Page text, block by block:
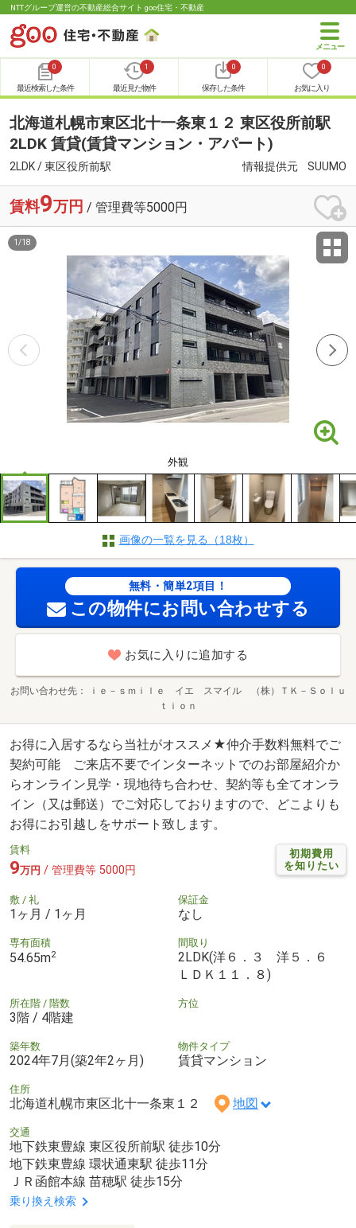
NTTグループ運営の不動産総合サイト goo住宅・不動産
0
最近検索した条件
1
最近見た物件
0
保存した条件
0
お気に入り
北海道札幌市東区北十一条東１２ 東区役所前駅
2LDK 賃貸(賃貸マンション・アパート)
2LDK / 東区役所前駅 情報提供元 SUUMO
賃料9万円 / 管理費等5000円
外観
1 /18
画像の一覧を見る（18枚）
無料・簡単2項目！
この物件にお問い合わせする
お気に入りに追加する
お問い合わせ先
ｉｅ－ｓｍｉｌｅ イエ スマイル （株）ＴＫ－Ｓｏｌｕ
ｔｉｏｎ
お得に入居するなら当社がオススメ★仲介手数料無料でご
契約可能 ご来店不要でインターネットでのお部屋紹介か
らオンライン見学・現地待ち合わせ、契約等も全てオンラ
イン（又は郵送）でご対応しておりますので、どこよりも
お得にお引越しをサポート致します。
初期費用
を知りたい
賃料
9万円 / 管理費等 5000円
敷 / 礼
1ヶ月 / 1ヶ月
保証金
なし
専有面積
54.65m2
間取り
2LDK(洋６．３ 洋５．６
ＬＤＫ１１．８)
所在階 / 階数
3階 / 4階建
方位
築年数
2024年7月(築2年2ヶ月)
物件タイプ
賃貸マンション
住所
北海道札幌市東区北十一条東１２ 地図
交通
地下鉄東豊線 東区役所前駅 徒歩10分
地下鉄東豊線 環状通東駅 徒歩11分
ＪＲ函館本線 苗穂駅 徒歩15分
乗り換え検索